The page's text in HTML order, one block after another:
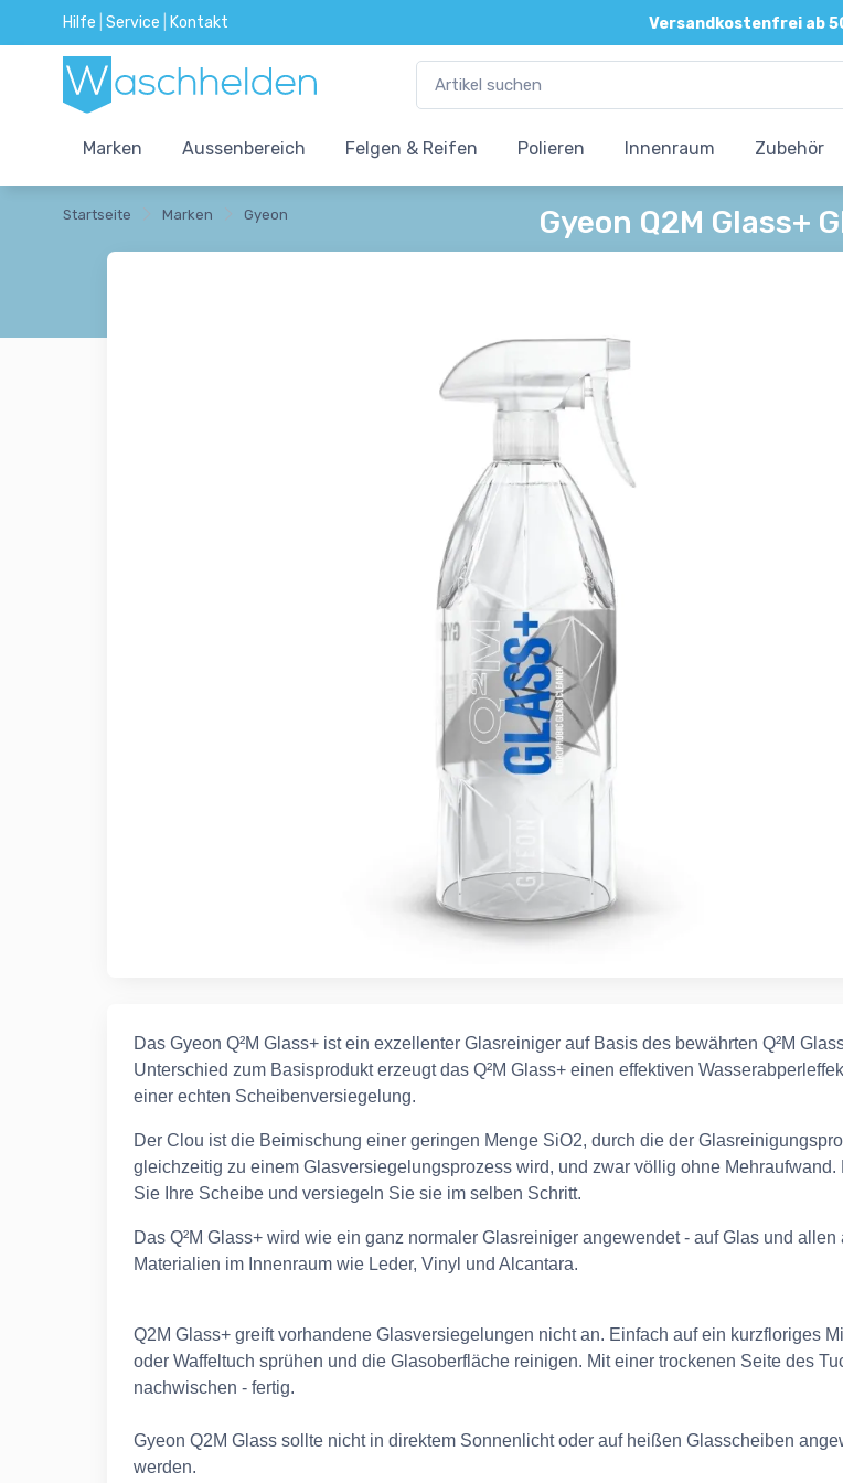
Hilfe Service Kontakt Versandkostenfrei ab
Marken Aussenbereich Felgen & Reifen Polieren Innenraum Zubehör
Startseite Marken Gyeon Gyeon Q2M Glass+
Das Gyeon Q²M Glass+ ist ein exzellenter Glasreiniger auf Basis des bewährten Q²M
Unterschied zum Basisprodukt erzeugt das Q²M Glass+ einen effektiven
einer echten Scheibenversiegelung.
Der Clou ist die Beimischung einer geringen Menge SiO2, durch die der
gleichzeitig zu einem Glasversiegelungsprozess wird, und zwar völlig ohne Mehraufwand.
Sie Ihre Scheibe und versiegeln Sie sie im selben Schritt.
Das Q²M Glass+ wird wie ein ganz normaler Glasreiniger angewendet - auf Glas und allen
Materialien im Innenraum wie Leder, Vinyl und Alcantara.
Q2M Glass+ greift vorhandene Glasversiegelungen nicht an. Einfach auf ein kurzfloriges
oder Waffeltuch sprühen und die Glasoberfläche reinigen. Mit einer trockenen Seite des
nachwischen - fertig.
Gyeon Q2M Glass sollte nicht in direktem Sonnenlicht oder auf heißen Glasscheiben
werden.